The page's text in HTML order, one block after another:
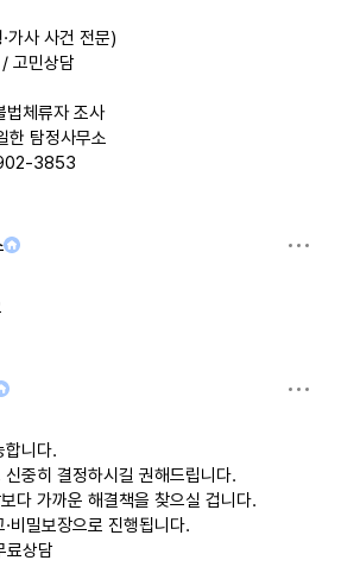
가사 사건 전문)
고민상담
법체류자 조사
탐정사무소
3853
합니다.
중히 결정하시길 권해드립니다.
다 가까운 해결책을 찾으실 겁니다.
비밀보장으로 진행됩니다.
상담